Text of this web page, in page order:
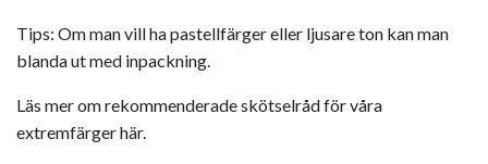
Tips: Om man vill ha pastellfärger eller ljusare ton kan man
blanda ut med inpackning.
Läs mer om rekommenderadeskötselråd för våra
extremfärger här.